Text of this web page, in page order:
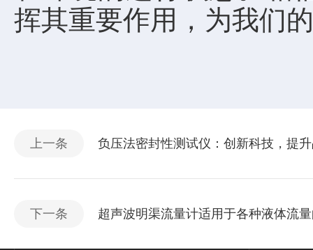
挥其重要作用，为我们
上一条 负压法密封性测试仪：创新科技，提
下一条 超声波明渠流量计适用于各种液体流